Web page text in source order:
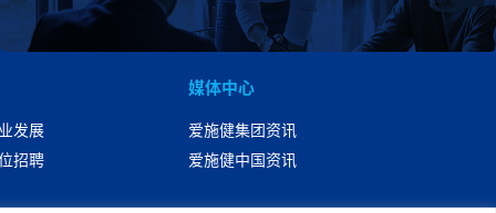
发展
招聘
媒体中心
爱施健集团资讯
爱施健中国资讯